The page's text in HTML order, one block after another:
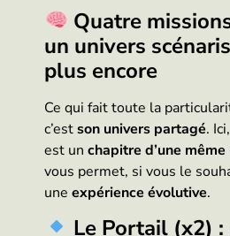
Quatre
un univers
plus encore
Ce qui fait toute la
c’estson univers partagé.
est un chapitre d’une
vous permet, si vous le
une expérience évolutive.
Le Portail (x2)